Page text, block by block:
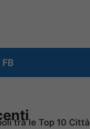
tra le Top 10 Città